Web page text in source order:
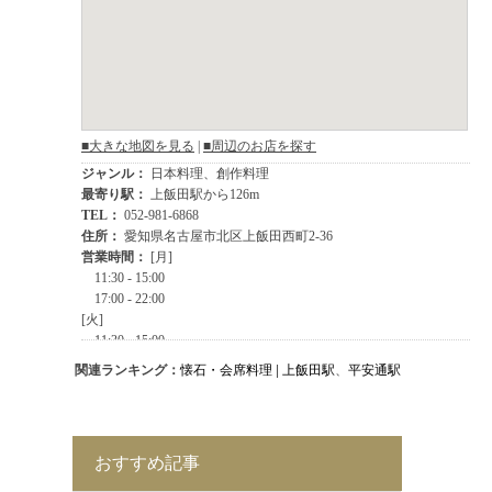
関連ランキング：懐石・会席料理 上飯田駅、 平安通駅
おすすめ記事